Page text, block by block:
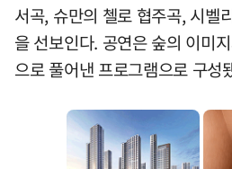
서곡, 슈만의 첼로 협주곡, 시벨
을 선보인다. 공연은 숲의 이미
으로 풀어낸 프로그램으로 구성